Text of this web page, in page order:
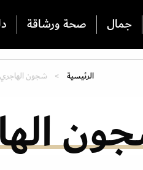
جمال صحة ورشاقة
الرئيسية شجون الهاجري